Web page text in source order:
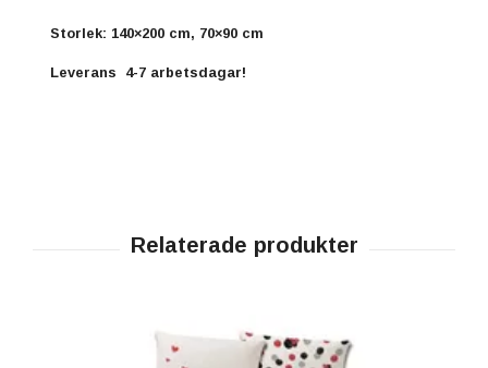
Storlek: 140×200 cm, 70×90 cm
Leverans 4-7 arbetsdagar!